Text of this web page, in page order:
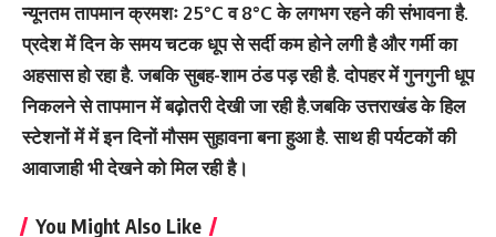
न्यूनतम तापमान क्रमशः 25°C व 8°C के लगभग रहने की संभावना है.
प्रदेश में दिन के समय चटक धूप से सर्दी कम होने लगी है और गर्मी का
अहसास हो रहा है. जबकि सुबह-शाम ठंड पड़ रही है. दोपहर में गुनगुनी धूप
निकलने से तापमान में बढ़ोतरी देखी जा रही है.जबकि उत्तराखंड के हिल
स्टेशनों में में इन दिनों मौसम सुहावना बना हुआ है. साथ ही पर्यटकों की
आवाजाही भी देखने को मिल रही है।
You Might Also Like